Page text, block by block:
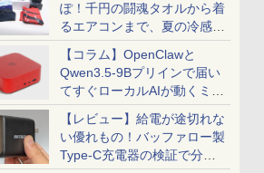
ぽ！千円の闘魂タオルから着
るエアコンまで、夏の冷感グ
ッズ一挙紹介
【コラム】OpenClawと
Qwen3.5-9Bプリインで届い
てすぐローカルAIが動くミニ
PC「SER9 Pro」
【レビュー】給電が途切れな
い優れもの！バッファロー製
Type-C充電器の検証で分か